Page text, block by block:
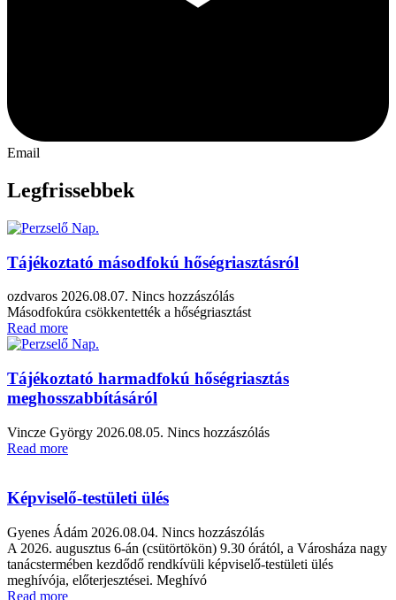
Email
Legfrissebbek
Tájékoztató másodfokú hőségriasztásról
ozdvaros 2026.08.07. Nincs hozzászólás
Másodfokúra csökkentették a hőségriasztást
Read more
Tájékoztató harmadfokú hőségriasztás
meghosszabbításáról
Vincze György 2026.08.05. Nincs hozzászólás
Read more
Képviselő-testületi ülés
Gyenes Ádám 2026.08.04. Nincs hozzászólás
A 2026. augusztus 6-án (csütörtökön) 9.30 órától, a Városháza nagy
tanácstermében kezdődő rendkívüli képviselő-testületi ülés
meghívója, előterjesztései. Meghívó
Read more